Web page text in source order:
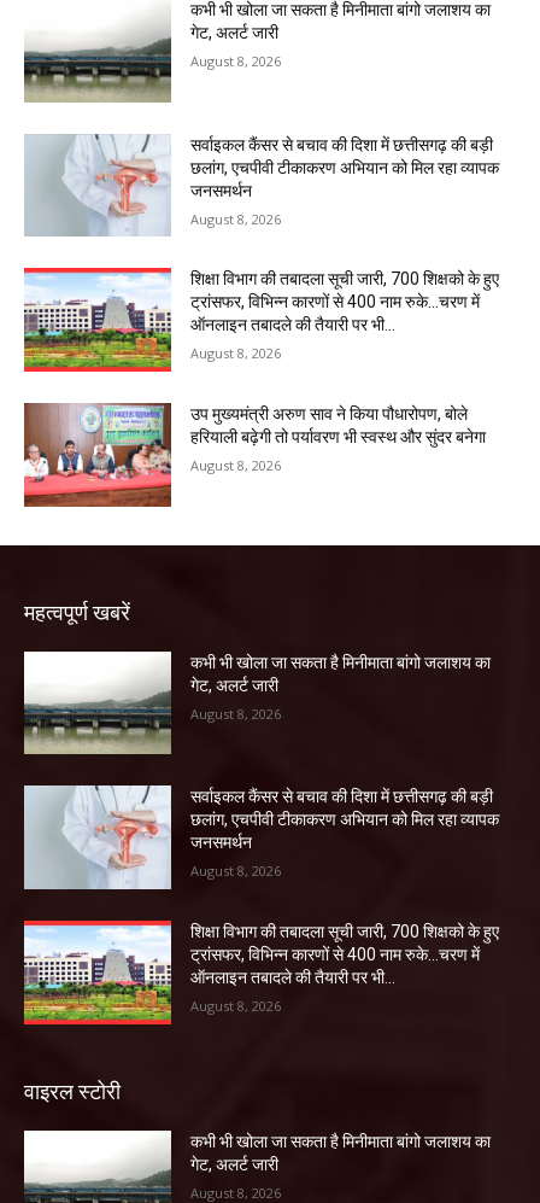
कभी भी खोला जा सकता है मिनीमाता बांगो जलाशय का
गेट, अलर्ट जारी
August 8, 2026
सर्वाइकल कैंसर से बचाव की दिशा में छत्तीसगढ़ की बड़ी
छलांग, एचपीवी टीकाकरण अभियान को मिल रहा व्यापक
जनसमर्थन
August 8, 2026
शिक्षा विभाग की तबादला सूची जारी, 700 शिक्षको के हुए
ट्रांसफर, विभिन्न कारणों से 400 नाम रुके…चरण में
ऑनलाइन तबादले की तैयारी पर भी...
August 8, 2026
उप मुख्यमंत्री अरुण साव ने किया पौधारोपण, बोले
हरियाली बढ़ेगी तो पर्यावरण भी स्वस्थ और सुंदर बनेगा
August 8, 2026
महत्वपूर्ण खबरें
कभी भी खोला जा सकता है मिनीमाता बांगो जलाशय का
गेट, अलर्ट जारी
August 8, 2026
सर्वाइकल कैंसर से बचाव की दिशा में छत्तीसगढ़ की बड़ी
छलांग, एचपीवी टीकाकरण अभियान को मिल रहा व्यापक
जनसमर्थन
August 8, 2026
शिक्षा विभाग की तबादला सूची जारी, 700 शिक्षको के हुए
ट्रांसफर, विभिन्न कारणों से 400 नाम रुके…चरण में
ऑनलाइन तबादले की तैयारी पर भी...
August 8, 2026
वाइरल स्टोरी
कभी भी खोला जा सकता है मिनीमाता बांगो जलाशय का
गेट, अलर्ट जारी
August 8, 2026